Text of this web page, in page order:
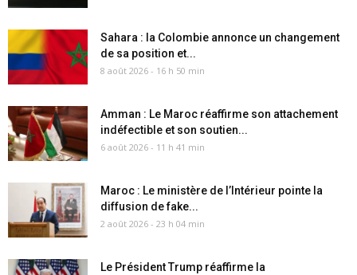
Sahara : la Colombie annonce un changement
de sa position et...
8 août 2026 - 16 h 50 min
Amman : Le Maroc réaffirme son attachement
indéfectible et son soutien...
6 août 2026 - 11 h 41 min
Maroc : Le ministère de l’Intérieur pointe la
diffusion de fake...
2 août 2026 - 23 h 04 min
Le Président Trump réaffirme la